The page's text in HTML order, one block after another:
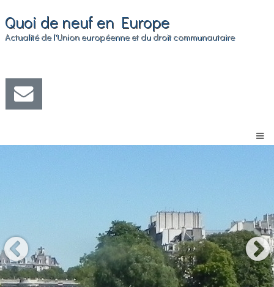
Quoi de neuf en Europe
Actualité de l'Union européenne et du droit communautaire